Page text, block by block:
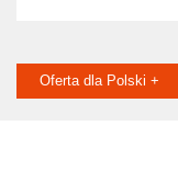
Oferta dla Polski +